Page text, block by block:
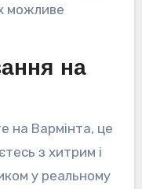
можливе
на
на Вармінта, це
з хитрим і
у реальному